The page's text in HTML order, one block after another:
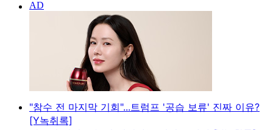
"참수 전 마지막 기회"...트럼프 '공습 보류' 진짜 이유?
[Y녹취록]